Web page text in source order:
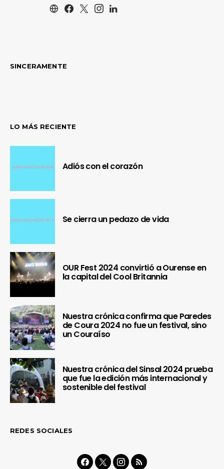
SINCERAMENTE
LO MÁS RECIENTE
Adiós con el corazón
Se cierra un pedazo de vida
OUR Fest 2024 convirtió a Ourense en
la capital del Cool Britannia
Nuestra crónica confirma que Paredes
de Coura 2024 no fue un festival, sino
un Couraíso
Nuestra crónica del Sinsal 2024 prueba
que fue la edición más internacional y
sostenible del festival
REDES SOCIALES